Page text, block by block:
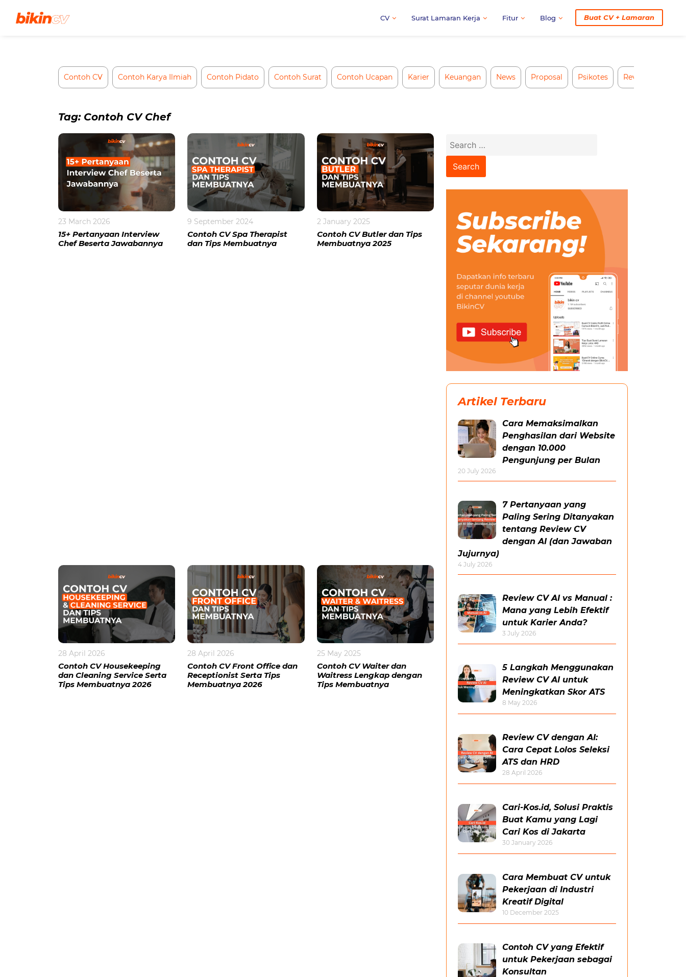
CV Surat Lamaran Kerja Fitur Blog Buat CV + Lamaran
Contoh CV Contoh Karya Ilmiah Contoh Pidato Contoh Surat Contoh Ucapan Karier Keuangan News Proposal Psikotes Review CV AI
Tag: Contoh CV Chef
23 March 2026
15+ Pertanyaan Interview
Chef Beserta Jawabannya
9 September 2024
Contoh CV Spa Therapist
dan Tips Membuatnya
2 January 2025
Contoh CV Butler dan Tips
Membuatnya 2025
28 April 2026
Contoh CV Housekeeping
dan Cleaning Service Serta
Tips Membuatnya 2026
28 April 2026
Contoh CV Front Office dan
Receptionist Serta Tips
Membuatnya 2026
25 May 2025
Contoh CV Waiter dan
Waitress Lengkap dengan
Tips Membuatnya
Artikel Terbaru
Cara Memaksimalkan
Penghasilan dari Website
dengan 10.000
Pengunjung per Bulan
20 July 2026
7 Pertanyaan yang
Paling Sering Ditanyakan
tentang Review CV
dengan AI (dan Jawaban
Jujurnya)
4 July 2026
Review CV AI vs Manual :
Mana yang Lebih Efektif
untuk Karier Anda?
3 July 2026
5 Langkah Menggunakan
Review CV AI untuk
Meningkatkan Skor ATS
8 May 2026
Review CV dengan AI:
Cara Cepat Lolos Seleksi
ATS dan HRD
28 April 2026
Cari-Kos.id, Solusi Praktis
Buat Kamu yang Lagi
Cari Kos di Jakarta
30 January 2026
Cara Membuat CV untuk
Pekerjaan di Industri
Kreatif Digital
10 December 2025
Contoh CV yang Efektif
untuk Pekerjaan sebagai
Konsultan